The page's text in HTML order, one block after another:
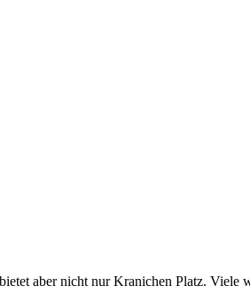
aber nicht nur Kranichen Platz. Viele